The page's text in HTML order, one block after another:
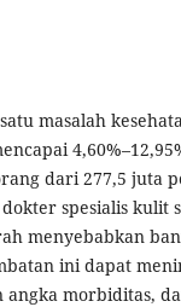
masalah
dari 277,5 juta
spesialis kulit
menyebabkan
ini dapat
angka morbiditas,